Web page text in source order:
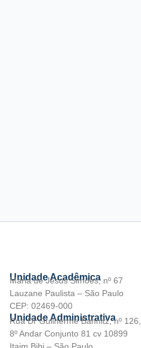
Unidade Acadêmica
Maria de Jesus Simões, nº 67
Lauzane Paulista – São Paulo
CEP: 02469-000
Unidade Administrativa
Rua Dr Guilherme Bannitz, nº 126,
8º Andar Conjunto 81 cv 10899